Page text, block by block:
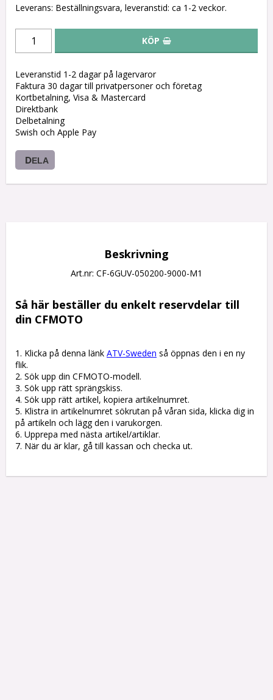
Leverans: Beställningsvara, leveranstid: ca 1-2 veckor.
KÖP
Leveranstid 1-2 dagar på lagervaror
Faktura 30 dagar till privatpersoner och företag
Kortbetalning, Visa & Mastercard
Direktbank
Delbetalning
Swish och Apple Pay
DELA
Beskrivning
Art.nr: CF-6GUV-050200-9000-M1
Så här beställer du enkelt reservdelar till
din CFMOTO
1. Klicka på denna länk ATV-Sweden så öppnas den i en ny
flik.
2. Sök upp din CFMOTO-modell.
3. Sök upp rätt sprängskiss.
4. Sök upp rätt artikel, kopiera artikelnumret.
5. Klistra in artikelnumret sökrutan på våran sida, klicka dig in
på artikeln och lägg den i varukorgen.
6. Upprepa med nästa artikel/artiklar.
7. När du är klar, gå till kassan och checka ut.